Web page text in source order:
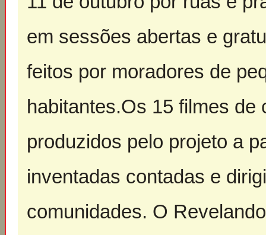
em sessões abertas e
feitos por moradores de
habitantes.Os 15 filmes de
produzidos pelo projeto a
inventadas contadas e
comunidades. O